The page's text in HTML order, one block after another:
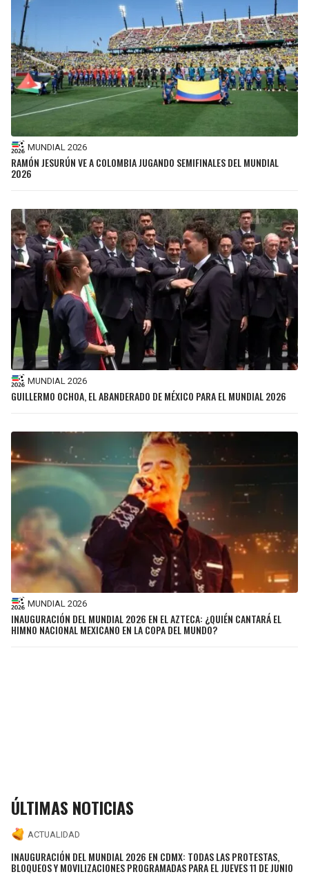
MUNDIAL 2026
RAMÓN JESURÚN VE A COLOMBIA JUGANDO SEMIFINALES DEL MUNDIAL
2026
MUNDIAL 2026
GUILLERMO OCHOA, EL ABANDERADO DE MÉXICO PARA EL MUNDIAL 2026
MUNDIAL 2026
INAUGURACIÓN DEL MUNDIAL 2026 EN EL AZTECA: ¿QUIÉN CANTARÁ EL
HIMNO NACIONAL MEXICANO EN LA COPA DEL MUNDO?
ÚLTIMAS NOTICIAS
ACTUALIDAD
INAUGURACIÓN DEL MUNDIAL 2026 EN CDMX: TODAS LAS PROTESTAS,
BLOQUEOS Y MOVILIZACIONES PROGRAMADAS PARA EL JUEVES 11 DE JUNIO